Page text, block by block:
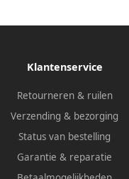
Klantenservice
Retourneren & ruilen
Verzending & bezorging
Status van bestelling
Garantie & reparatie